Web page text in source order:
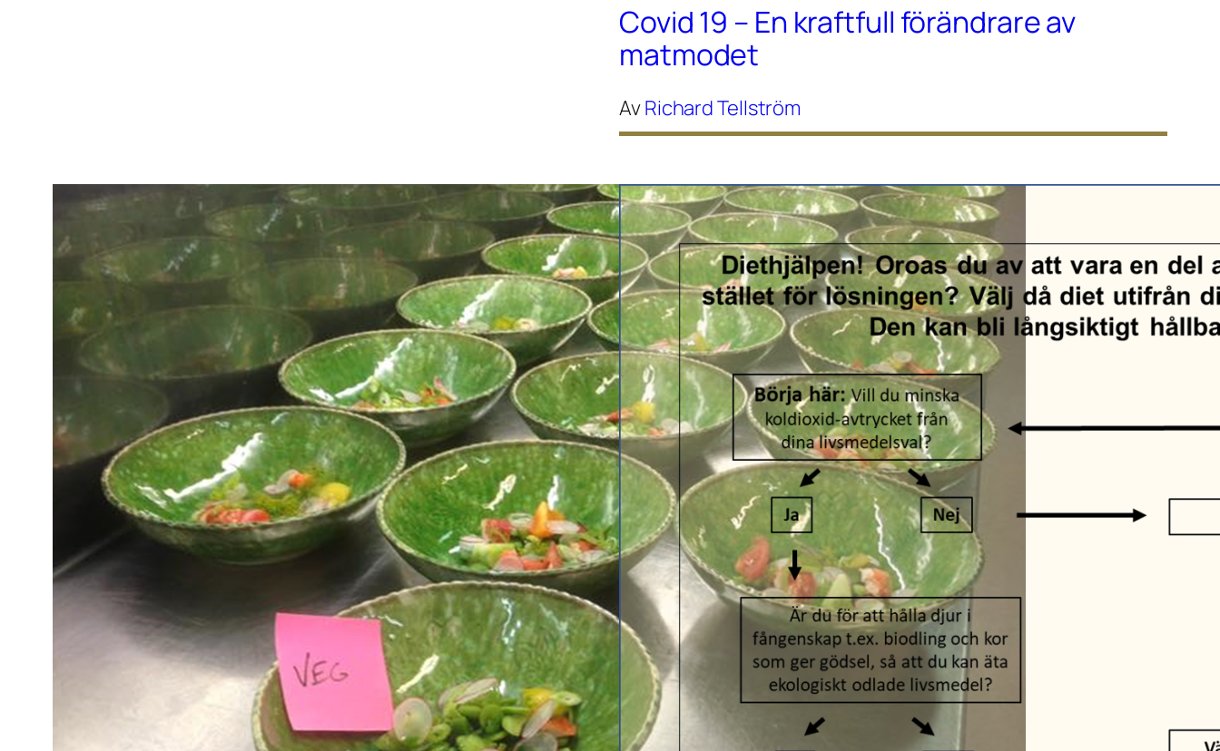
Covid 19 – En kraftfull förändrare av
matmodet
AvRichard Tellström